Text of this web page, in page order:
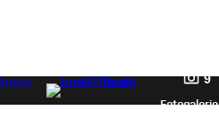
9
Fotogalerie